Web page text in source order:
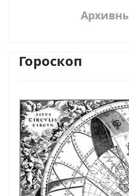
Гороскоп